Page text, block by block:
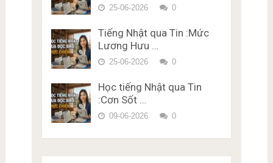
Phí Karimen 10 câu Đề 5
25-06-2026 0
Tiếng Nhật qua Tin :Mức
Lương Hưu …
25-06-2026 0
Học tiếng Nhật qua Tin
:Cơn Sốt …
09-06-2026 0